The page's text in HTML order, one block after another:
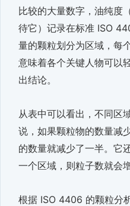
比较的大量数字，油纯度
待它）记录在标准 ISO
量的颗粒划分为区域，每
意味着各个关键人物可以
出结论。
从表中可以看出，不同区
说，如果颗粒物的数量减
的数量就减少了一半。它
一个区域，则粒子数就会
根据 ISO 4406 的颗粒分